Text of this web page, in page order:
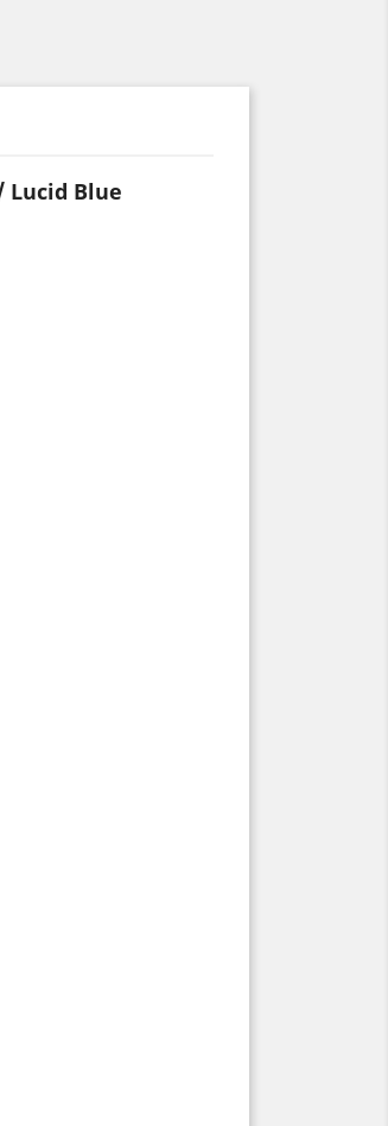
Lucid Blue